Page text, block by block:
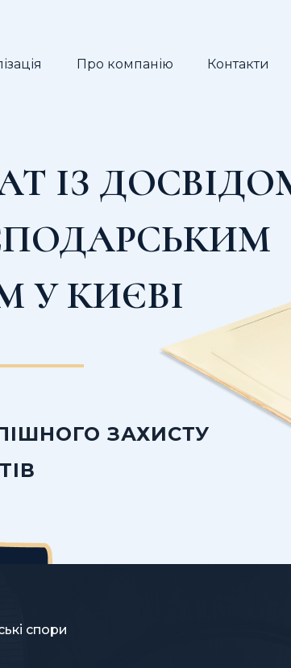
Про компанію Контакти
ІЗ
У КИЄВІ
ЗАХИСТУ
спори